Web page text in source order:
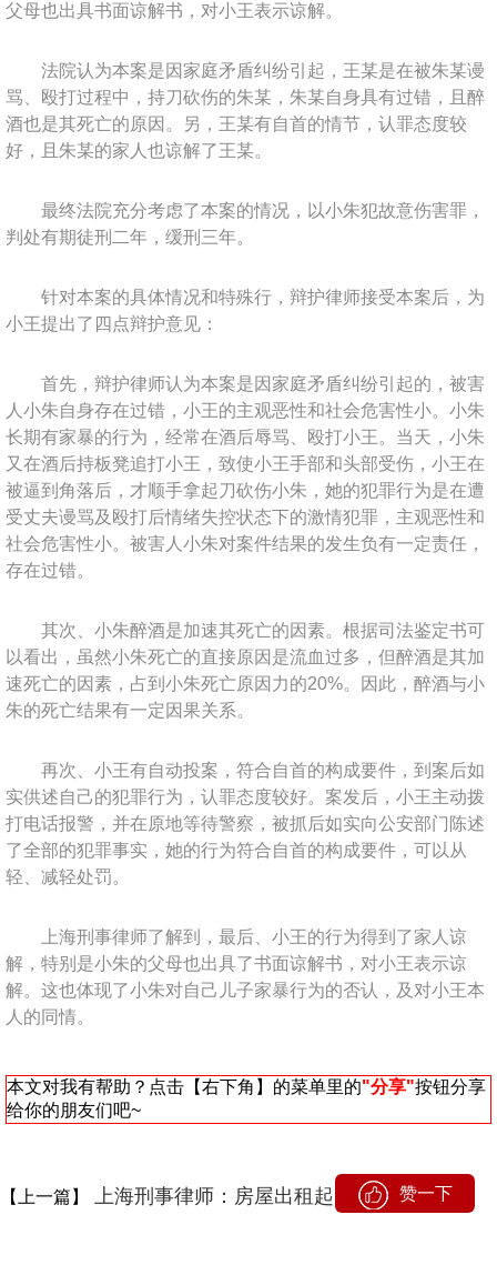
父母也出具书面谅解书，对小王表示谅解。
法院认为本案是因家庭矛盾纠纷引起，王某是在被朱某谩
骂、殴打过程中，持刀砍伤的朱某，朱某自身具有过错，且醉
酒也是其死亡的原因。另，王某有自首的情节，认罪态度较
好，且朱某的家人也谅解了王某。
最终法院充分考虑了本案的情况，以小朱犯故意伤害罪，
判处有期徒刑二年，缓刑三年。
针对本案的具体情况和特殊行，辩护律师接受本案后，为
小王提出了四点辩护意见：
首先，辩护律师认为本案是因家庭矛盾纠纷引起的，被害
人小朱自身存在过错，小王的主观恶性和社会危害性小。小朱
长期有家暴的行为，经常在酒后辱骂、殴打小王。当天，小朱
又在酒后持板凳追打小王，致使小王手部和头部受伤，小王在
被逼到角落后，才顺手拿起刀砍伤小朱，她的犯罪行为是在遭
受丈夫谩骂及殴打后情绪失控状态下的激情犯罪，主观恶性和
社会危害性小。被害人小朱对案件结果的发生负有一定责任，
存在过错。
其次、小朱醉酒是加速其死亡的因素。根据司法鉴定书可
以看出，虽然小朱死亡的直接原因是流血过多，但醉酒是其加
速死亡的因素，占到小朱死亡原因力的20%。因此，醉酒与小
朱的死亡结果有一定因果关系。
再次、小王有自动投案，符合自首的构成要件，到案后如
实供述自己的犯罪行为，认罪态度较好。案发后，小王主动拨
打电话报警，并在原地等待警察，被抓后如实向公安部门陈述
了全部的犯罪事实，她的行为符合自首的构成要件，可以从
轻、减轻处罚。
上海刑事律师了解到，最后、小王的行为得到了家人谅
解，特别是小朱的父母也出具了书面谅解书，对小王表示谅
解。这也体现了小朱对自己儿子家暴行为的否认，及对小王本
人的同情。
本文对我有帮助？点击【右下角】的菜单里的"分享"按钮分享
给你的朋友们吧~
【上一篇】 上海刑事律师：房屋出租起火租客跳楼受伤
赞一下